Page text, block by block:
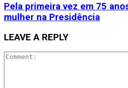
Pela primeira vez em 75
mulher na Presidência
LEAVE A REPLY